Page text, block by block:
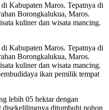
Kabupaten Maros. Tepatnya di
Borongkalukua, Maros.
kuliner dan wisata mancing.
Kabupaten Maros. Tepatnya di
Borongkalukua, Maros.
kuliner dan wisata mancing.
ikan pemilik tempat
lebih 05 hektar dengan
disekelilingnya ditumbuhi pohon